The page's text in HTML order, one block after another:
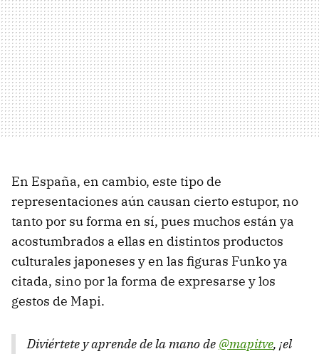
En España, en cambio, este tipo de
representaciones aún causan cierto estupor, no
tanto por su forma en sí, pues muchos están ya
acostumbrados a ellas en distintos productos
culturales japoneses y en las figuras Funko ya
citada, sino por la forma de expresarse y los
gestos de Mapi.
Diviértete y aprende de la mano de @mapitve, ¡el